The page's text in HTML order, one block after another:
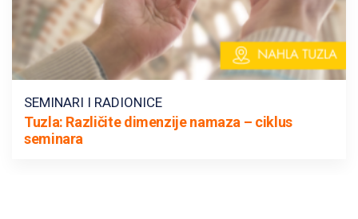
SEMINARI I RADIONICE
Tuzla: Različite dimenzije namaza – ciklus
seminara